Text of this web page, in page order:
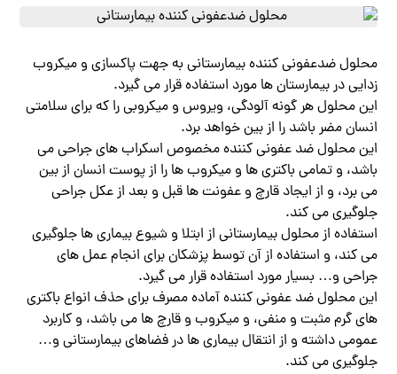
محلول ضدعفونی کننده بیمارستانی به جهت پاکسازی و میکروب
زدایی در بیمارستان ها مورد استفاده قرار می گیرد.
این محلول هر گونه آلودگی، ویروس و میکروبی را که برای سلامتی
انسان مضر باشد را از بین خواهد برد.
این محلول ضد عفونی کننده مخصوص اسکراب های جراحی می
باشد، و تمامی باکتری ها و میکروب ها را از پوست انسان از بین
می برد، و از ایجاد قارچ و عفونت ها قبل و بعد از عکل جراحی
جلوگیری می کند.
استفاده از محلول بیمارستانی از ابتلا و شیوع بیماری ها جلوگیری
می کند، و استفاده از آن توسط پزشکان برای انجام عمل های
جراحی و… بسیار مورد استفاده قرار می گیرد.
این محلول ضد عفونی کننده آماده مصرف برای حذف انواع باکتری
های گرم مثبت و منفی، و میکروب و قارچ ها می باشد، و کاربرد
عمومی داشته و از انتقال بیماری ها در فضاهای بیمارستانی و…
جلوگیری می کند.